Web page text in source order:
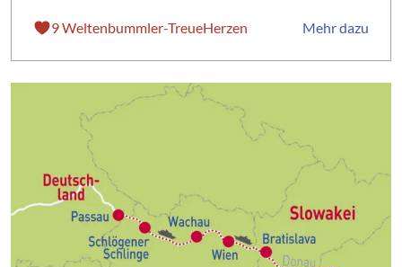
9 Weltenbummler-TreueHerzen Mehr dazu